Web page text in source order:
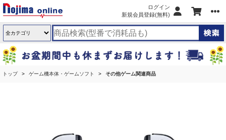
ログイン
新規会員登録(無料)
トップ ゲーム機本体・ゲームソフト その他ゲーム関連商品